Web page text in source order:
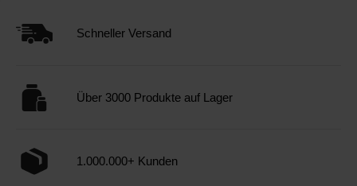
Schneller Versand
Über 3000 Produkte auf Lager
1.000.000+ Kunden